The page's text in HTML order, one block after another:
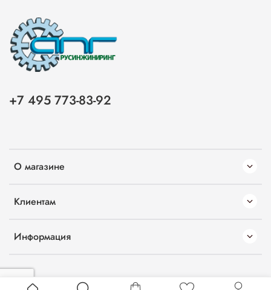
О магазине
Клиентам
Информация
+7 495 773-83-92